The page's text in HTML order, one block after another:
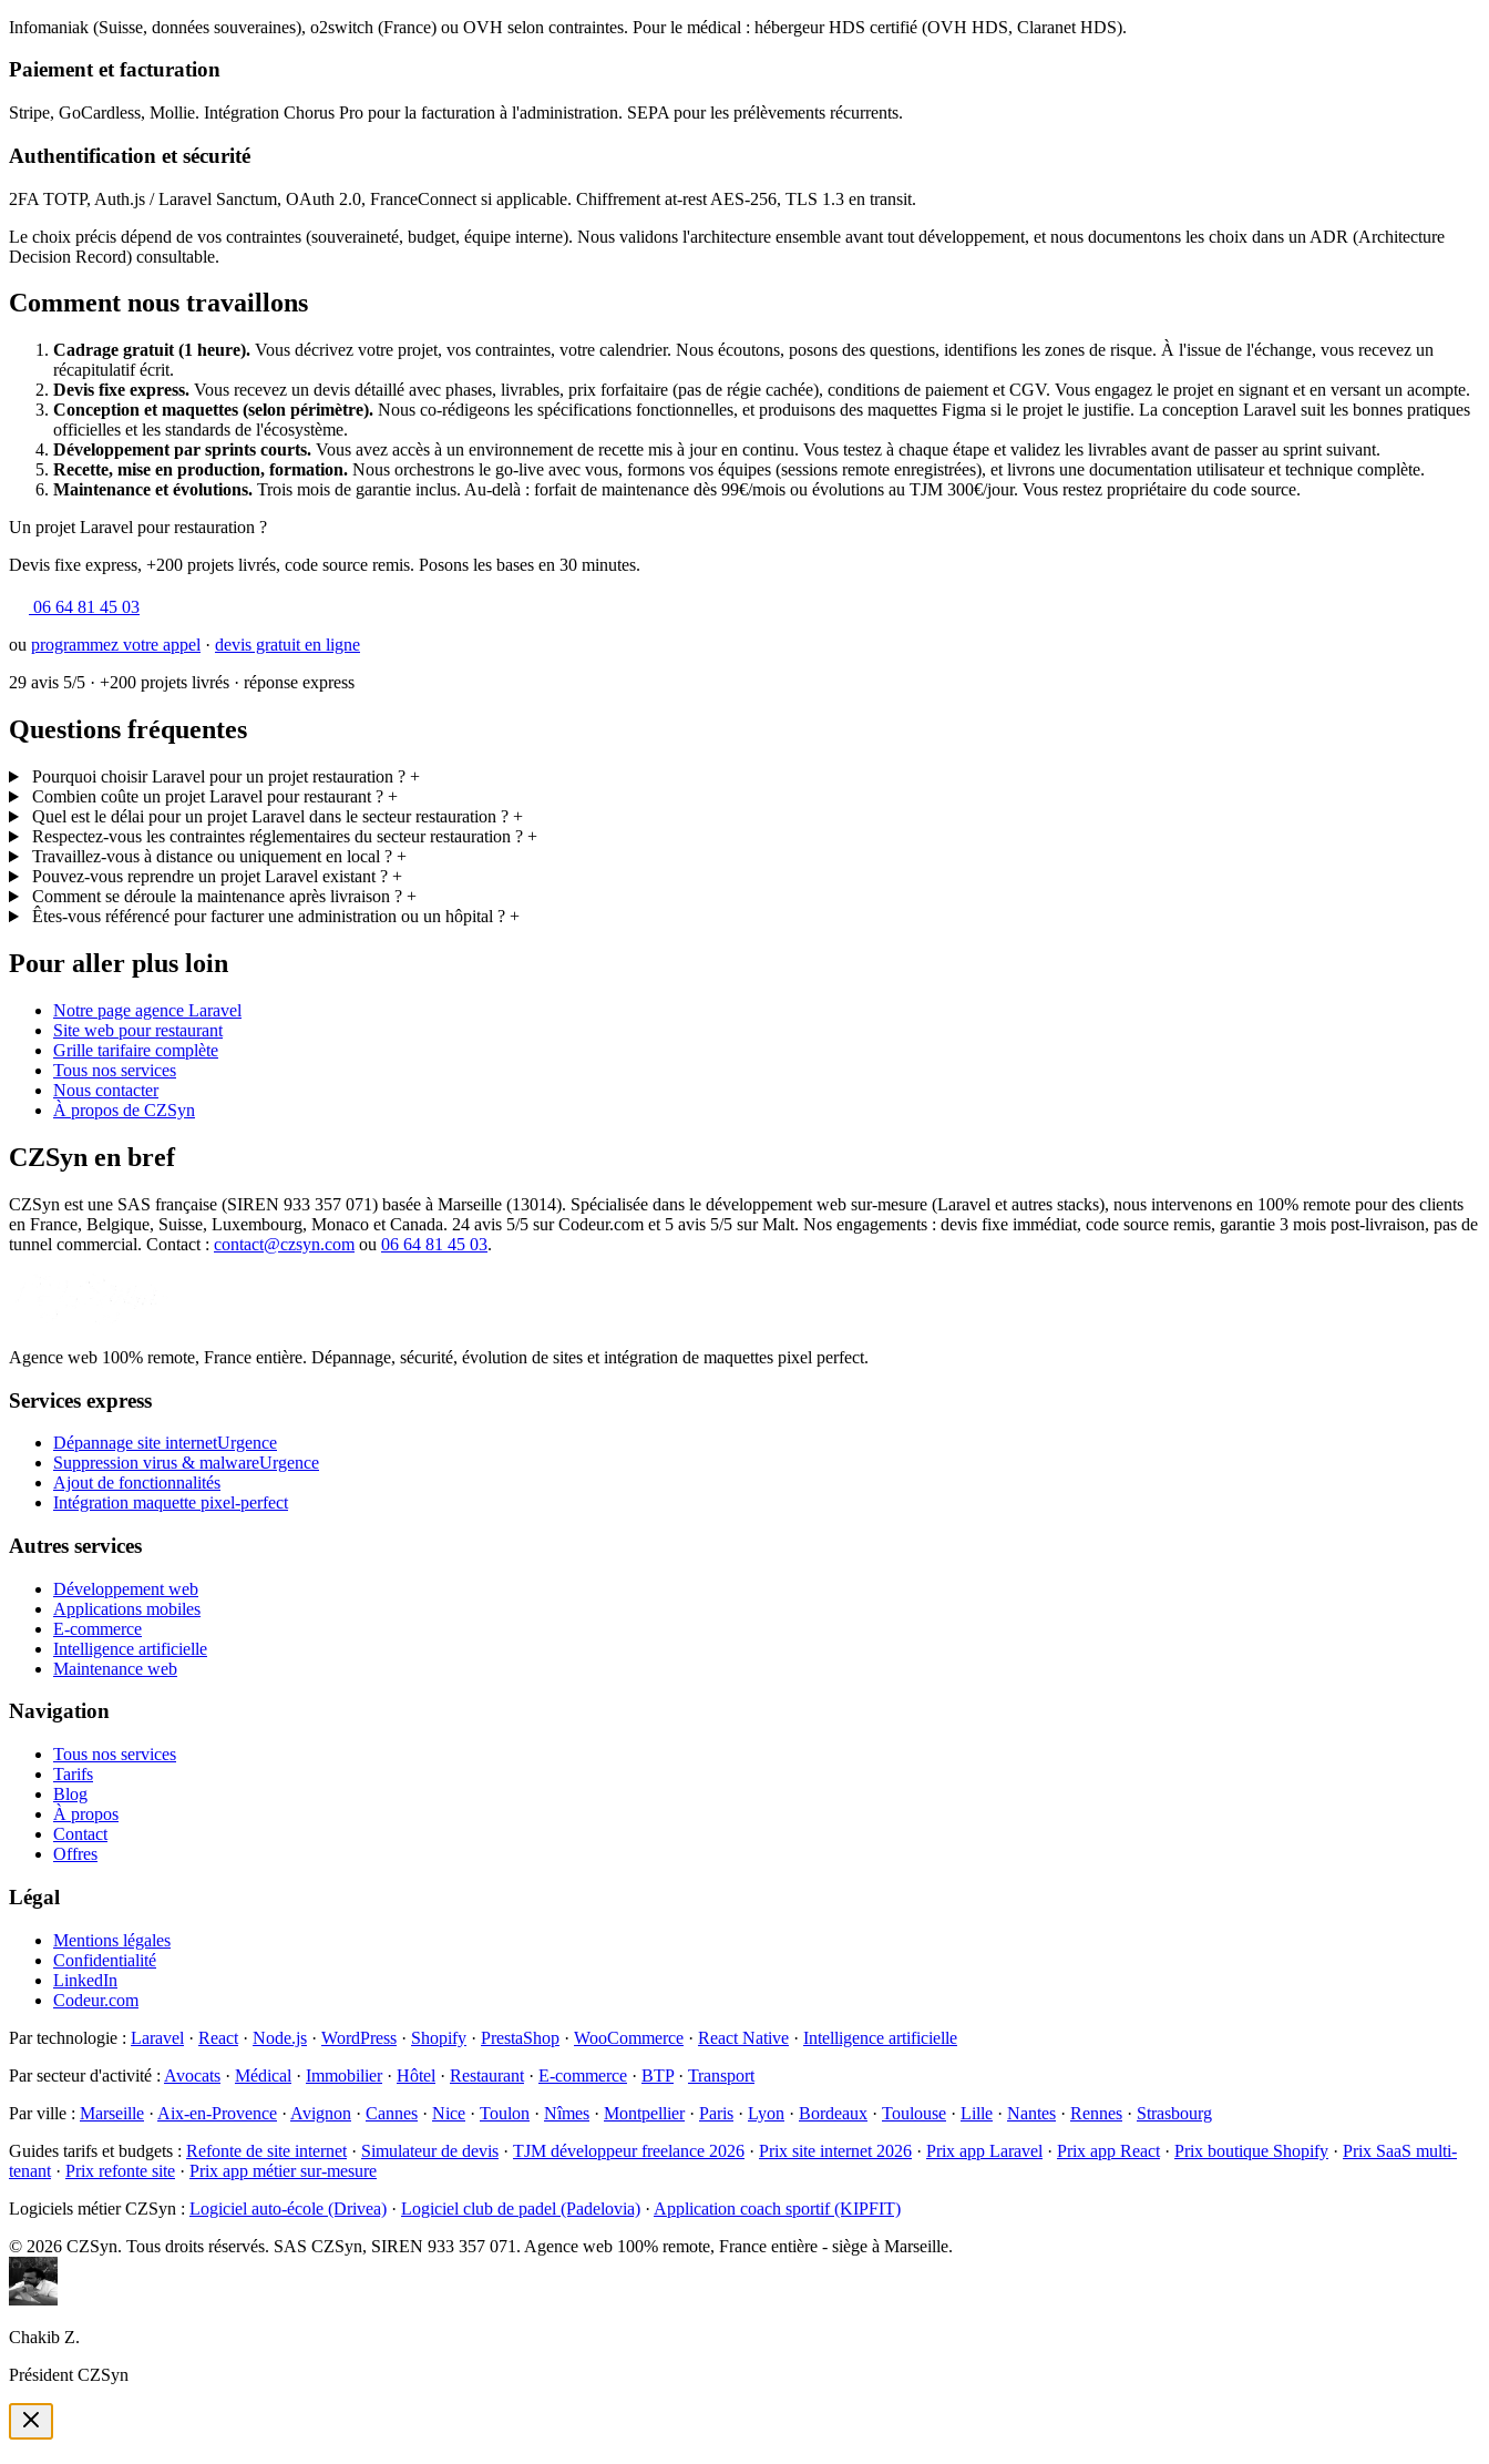
Infomaniak (Suisse, données souveraines), o2switch (France) ou OVH selon contraintes. Pour le médical : hébergeur HDS certifié (OVH HDS, Claranet HDS).
Paiement et facturation
Stripe, GoCardless, Mollie. Intégration Chorus Pro pour la facturation à l'administration. SEPA pour les prélèvements récurrents.
Authentification et sécurité
2FA TOTP, Auth.js / Laravel Sanctum, OAuth 2.0, FranceConnect si applicable. Chiffrement at-rest AES-256, TLS 1.3 en transit.
Le choix précis dépend de vos contraintes (souveraineté, budget, équipe interne). Nous validons l'architecture ensemble avant tout développement, et nous documentons les choix dans un ADR (Architecture
Decision Record) consultable.
Comment nous travaillons
Cadrage gratuit (1 heure). Vous décrivez votre projet, vos contraintes, votre calendrier. Nous écoutons, posons des questions, identifions les zones de risque. À l'issue de l'échange, vous recevez un
récapitulatif écrit.
Devis fixe express. Vous recevez un devis détaillé avec phases, livrables, prix forfaitaire (pas de régie cachée), conditions de paiement et CGV. Vous engagez le projet en signant et en versant un acompte.
Conception et maquettes (selon périmètre). Nous co-rédigeons les spécifications fonctionnelles, et produisons des maquettes Figma si le projet le justifie. La conception Laravel suit les bonnes pratiques
officielles et les standards de l'écosystème.
Développement par sprints courts. Vous avez accès à un environnement de recette mis à jour en continu. Vous testez à chaque étape et validez les livrables avant de passer au sprint suivant.
Recette, mise en production, formation. Nous orchestrons le go-live avec vous, formons vos équipes (sessions remote enregistrées), et livrons une documentation utilisateur et technique complète.
Maintenance et évolutions. Trois mois de garantie inclus. Au-delà : forfait de maintenance dès 99€/mois ou évolutions au TJM 300€/jour. Vous restez propriétaire du code source.
Un projet Laravel pour restauration ?
Devis fixe express, +200 projets livrés, code source remis. Posons les bases en 30 minutes.
06 64 81 45 03
ou programmez votre appel · devis gratuit en ligne
29 avis 5/5 · +200 projets livrés · réponse express
Questions fréquentes
Pourquoi choisir Laravel pour un projet restauration ? +
Combien coûte un projet Laravel pour restaurant ? +
Quel est le délai pour un projet Laravel dans le secteur restauration ? +
Respectez-vous les contraintes réglementaires du secteur restauration ? +
Travaillez-vous à distance ou uniquement en local ? +
Pouvez-vous reprendre un projet Laravel existant ? +
Comment se déroule la maintenance après livraison ? +
Êtes-vous référencé pour facturer une administration ou un hôpital ? +
Pour aller plus loin
Notre page agence Laravel
Site web pour restaurant
Grille tarifaire complète
Tous nos services
Nous contacter
À propos de CZSyn
CZSyn en bref
CZSyn est une SAS française (SIREN 933 357 071) basée à Marseille (13014). Spécialisée dans le développement web sur-mesure (Laravel et autres stacks), nous intervenons en 100% remote pour des clients
en France, Belgique, Suisse, Luxembourg, Monaco et Canada. 24 avis 5/5 sur Codeur.com et 5 avis 5/5 sur Malt. Nos engagements : devis fixe immédiat, code source remis, garantie 3 mois post-livraison, pas de
tunnel commercial. Contact : contact@czsyn.com ou 06 64 81 45 03.
Agence web 100% remote, France entière. Dépannage, sécurité, évolution de sites et intégration de maquettes pixel perfect.
Services express
Dépannage site internetUrgence
Suppression virus & malwareUrgence
Ajout de fonctionnalités
Intégration maquette pixel-perfect
Autres services
Développement web
Applications mobiles
E-commerce
Intelligence artificielle
Maintenance web
Navigation
Tous nos services
Tarifs
Blog
À propos
Contact
Offres
Légal
Mentions légales
Confidentialité
LinkedIn
Codeur.com
Par technologie : Laravel · React · Node.js · WordPress · Shopify · PrestaShop · WooCommerce · React Native · Intelligence artificielle
Par secteur d'activité : Avocats · Médical · Immobilier· Hôtel · Restaurant · E-commerce · BTP· Transport
Par ville : Marseille · Aix-en-Provence · Avignon · Cannes · Nice · Toulon · Nîmes · Montpellier· Paris · Lyon · Bordeaux · Toulouse · Lille · Nantes · Rennes · Strasbourg
Guides tarifs et budgets : Refonte de site internet · Simulateur de devis · TJM développeur freelance 2026 · Prix site internet 2026 · Prix app Laravel · Prix app React · Prix boutique Shopify · Prix SaaS multi-
tenant · Prix refonte site · Prix app métier sur-mesure
Logiciels métier CZSyn : Logiciel auto-école (Drivea) · Logiciel club de padel (Padelovia) · Application coach sportif (KIPFIT)
© 2026 CZSyn. Tous droits réservés. SAS CZSyn, SIREN 933 357 071. Agence web 100% remote, France entière - siège à Marseille.
Chakib Z.
Président CZSyn